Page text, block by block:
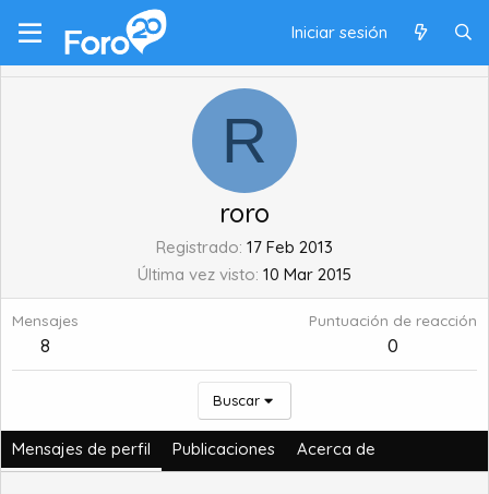
Iniciar sesión
R
roro
Registrado 17 Feb 2013
Última vez visto 10 Mar 2015
Mensajes
8
Puntuación de reacción
0
Buscar
Mensajes de perfil Publicaciones Acerca de